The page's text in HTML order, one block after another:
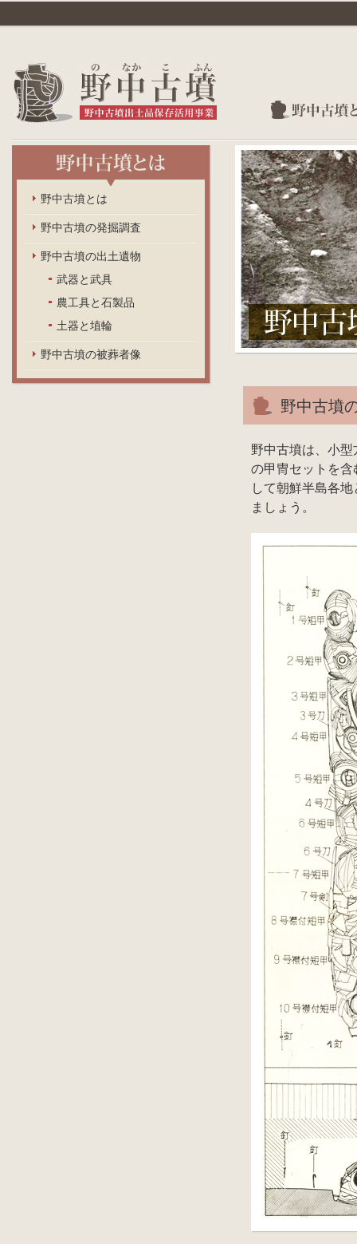
野中古墳
野中古墳は、小
の甲冑セットを
して朝鮮半島各
ましょう。
野中古墳とは
野中古墳の発掘調査
野中古墳の出土遺物
武器と武具
農工具と石製品
土器と埴輪
野中古墳の被葬者像